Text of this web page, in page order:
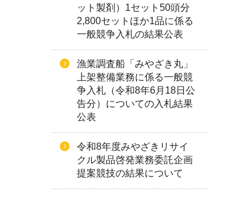
ット製剤）1セット50頭分
2,800セットほか1品に係る
一般競争入札の結果公表
漁業調査船「みやざき丸」
上架整備業務に係る一般競
争入札（令和8年6月18日公
告分）についての入札結果
公表
令和8年度みやざきリサイ
クル製品啓発業務委託企画
提案競技の結果について